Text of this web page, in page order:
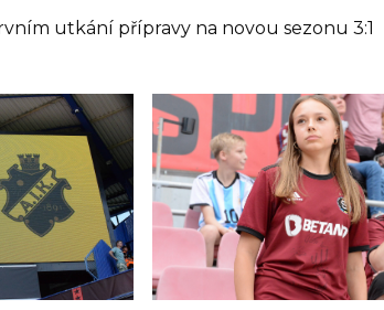
utkání přípravy na novou sezonu 3:1